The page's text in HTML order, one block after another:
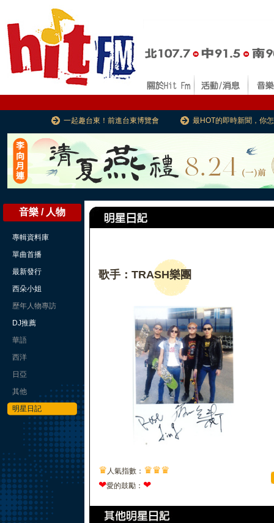
一起趣台東！前進台東博覽會 最HOT的即時新聞，你
音樂 / 人物
專輯資料庫
單曲首播
最新發行
西朵小姐
歷年人物專訪
DJ推薦
華語
西洋
日亞
其他
明星日記
歌手：TRASH樂團
♛ 人氣指數： ♛♛♛
❤愛的鼓勵： ❤